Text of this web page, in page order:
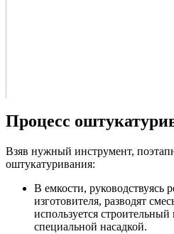
Процесс
Взяв нужный инструмент,
оштукатуривания:
В емкости, руководствуясь
изготовителя, разводят
используется
специальной насадкой.